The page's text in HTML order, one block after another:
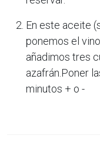
En este aceite
ponemos el
añadimos tres
azafrán.Poner
minutos + o -